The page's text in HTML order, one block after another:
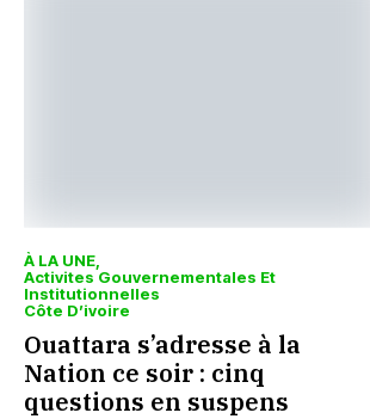
À LA UNE
Activites Gouvernementales Et
Institutionnelles
Côte D’ivoire
Ouattara s’adresse à la
Nation ce soir : cinq
questions en suspens